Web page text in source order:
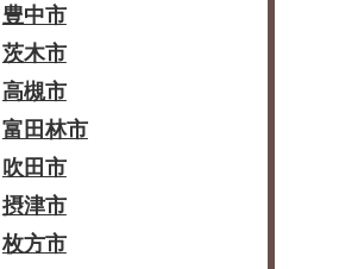
豊中市
茨木市
高槻市
富田林市
吹田市
摂津市
枚方市